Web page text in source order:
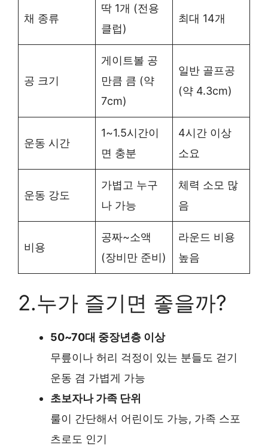
채 종류
딱 1개 (전용
클럽)
최대 14개
공 크기
게이트볼 공
만큼 큼 (약
7cm)
일반 골프공
(약 4.3cm)
운동 시간
1~1.5시간이
면 충분
4시간 이상
소요
운동 강도
가볍고 누구
나 가능
체력 소모 많
음
비용
공짜~소액
(장비만 준비)
라운드 비용
높음
2.누가 즐기면 좋을까?
50~70대 중장년층 이상
무릎이나 허리 걱정이 있는 분들도 걷기
운동 겸 가볍게 가능
초보자나 가족 단위
룰이 간단해서 어린이도 가능, 가족 스포
츠로도 인기